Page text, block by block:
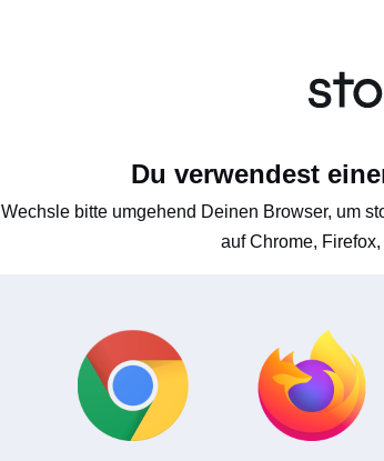
Du verwendest
Wechsle bitte umgehend Deinen Browser, um
auf Chrome,